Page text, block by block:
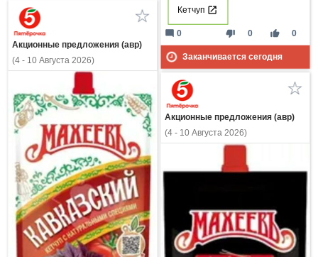
Кетчуп
thumb_down 0 thumb_up 0
mode_comment 0
Заканчивается сегодня
Акционные предложения (авр)
(4 - 10 Августа 2026)
Акционные предложения (авр)
(4 - 10 Августа 2026)